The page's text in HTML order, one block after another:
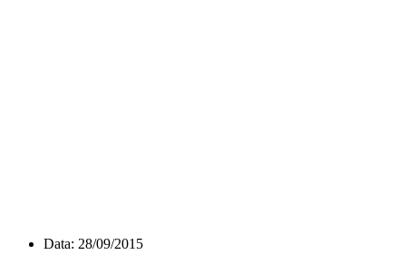
Data: 28/09/2015